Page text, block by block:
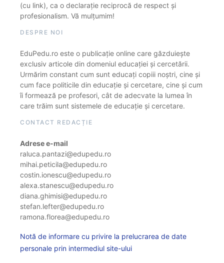
(cu link), ca o declarație reciprocă de respect și
profesionalism. Vă mulțumim!
DESPRE NOI
EduPedu.ro este o publicație online care găzduiește
exclusiv articole din domeniul educației și cercetării.
Urmărim constant cum sunt educați copiii noștri, cine și
cum face politicile din educație și cercetare, cine și cum
îi formează pe profesori, cât de adecvate la lumea în
care trăim sunt sistemele de educație și cercetare.
CONTACT REDACȚIE
Adrese e-mail
raluca.pantazi@edupedu.ro
mihai.peticila@edupedu.ro
costin.ionescu@edupedu.ro
alexa.stanescu@edupedu.ro
diana.ghimisi@edupedu.ro
stefan.lefter@edupedu.ro
ramona.florea@edupedu.ro
Notă de informare cu privire la prelucrarea de date
personale prin intermediul site-ului